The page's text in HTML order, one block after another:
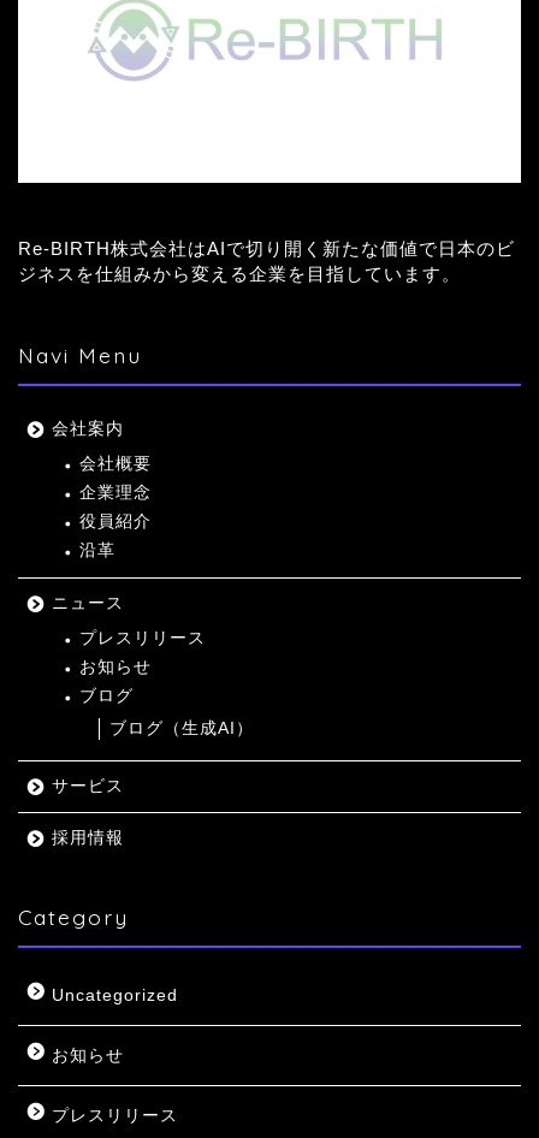
Re-BIRTH株式会社はAIで切り開く新たな価値で日本のビ
ジネスを仕組みから変える企業を目指しています。
Navi Menu
会社案内
会社概要
企業理念
役員紹介
沿革
ニュース
プレスリリース
お知らせ
ブログ
ブログ（生成AI）
サービス
採用情報
Category
Uncategorized
お知らせ
プレスリリース